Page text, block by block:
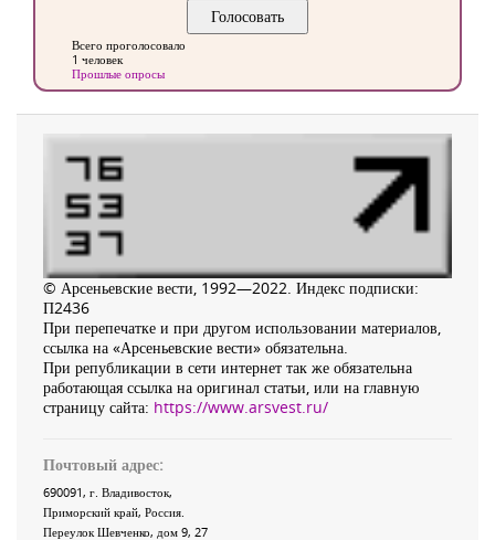
Всего проголосовало
1 человек
Прошлые опросы
© Арсеньевские вести, 1992—2022. Индекс подписки:
П2436
При перепечатке и при другом использовании материалов,
ссылка на «Арсеньевские вести» обязательна.
При републикации в сети интернет так же обязательна
работающая ссылка на оригинал статьи, или на главную
страницу сайта: https://www.arsvest.ru/
Почтовый адрес:
690091, г. Владивосток,
Приморский край, Россия
Переулок Шевченко, дом 9, 27